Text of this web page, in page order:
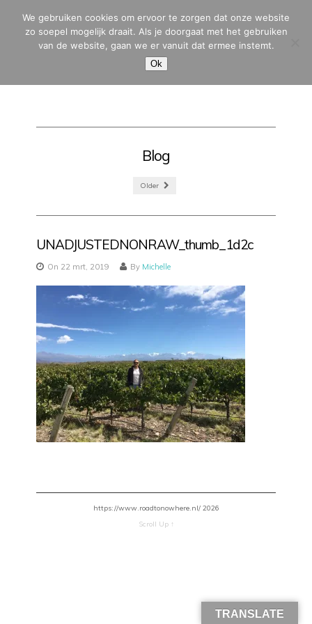
MENU
Blog
Older
UNADJUSTEDNONRAW_thumb_1d2c
On 22 mrt, 2019 By Michelle
https://www.roadtonowhere.nl/ 2026
Scroll Up ↑
TRANSLATE
We gebruiken cookies om ervoor te zorgen dat onze website
zo soepel mogelijk draait. Als je doorgaat met het gebruiken
van de website, gaan we er vanuit dat ermee instemt.
Ok